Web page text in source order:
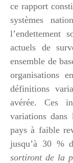
ce rapport
systèmes
l’endettement
actuels de
ensemble de
organisations
définitions
avérée. Ces
variations dans
pays à faible
jusqu’à 30 %
sortiront de la